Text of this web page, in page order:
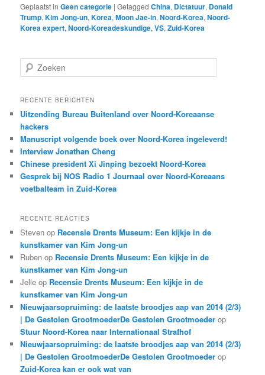
Geplaatst in Geen categorie |Getagged China, Dictatuur, Donald
Trump,Kim Jong-un,Korea,Moon Jae-in,Noord-Korea,Noord-
Korea expert,Noord-Koreadeskundige,VS,Zuid-Korea
o
k
n
RECENTE BERICHTEN
Uitzending Bureau Buitenland over Noord-Koreaanse
hackers
Manuscript volgende boek over Noord-Korea ingeleverd!
Interview Jonathan Cheng
Chinese president Xi Jinping bezoekt Noord-Korea
Gesprek bij NOS Radio 1 Journaal over Noord-Koreaans
voetbalteam in Zuid-Korea
RECENTE REACTIES
Steven op Recensie Drents Museum: Een kijkje in de
kunstkamer van Kim Jong-un
Ruben op Recensie Drents Museum: Een kijkje in de
kunstkamer van Kim Jong-un
Jelle op Recensie Drents Museum: Een kijkje in de
kunstkamer van Kim Jong-un
Nieuwjaarsopruiming: de laatste broodjes aap van 2014 (2/3)
| De Gestolen GrootmoederDe Gestolen Grootmoeder op
Stuur Noord-Korea naar Internationaal Strafhof
Nieuwjaarsopruiming: de laatste broodjes aap van 2014 (2/3)
| De Gestolen GrootmoederDe Gestolen Grootmoeder op
Zuid-Korea kan er ook wat van